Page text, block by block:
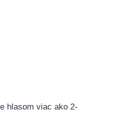
hlasom viac ako 2-